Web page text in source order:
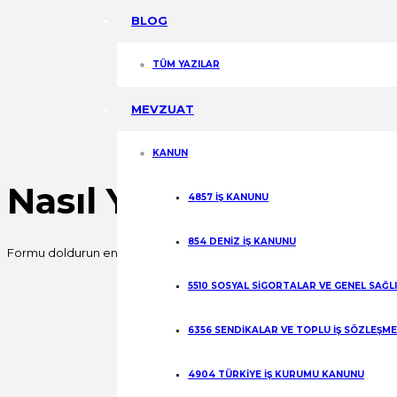
BLOG
TÜM YAZILAR
MEVZUAT
KANUN
4857 İŞ KANUNU
854 DENİZ İŞ KANUNU
5510 SOSYAL SİGORTALAR VE GENEL
6356 SENDİKALAR VE TOPLU İŞ
4904 TÜRKİYE İŞ KURUMU KANUNU
Nasıl Yardımcı
Formu doldurun en kısa sürede sizinle iletişime geçelim.
Fill out this field
Fill out this field
Fill out this field